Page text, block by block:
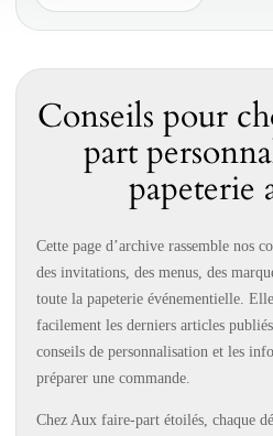
Conseils pour
part
papeterie
Cette page d’archive rassemble nos
des invitations, des menus, des
toute la papeterie événementielle.
facilement les derniers articles
conseils de personnalisation et les
préparer une commande.
Chez Aux faire-part étoilés, chaque